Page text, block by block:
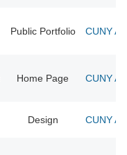
Public Portfolio CUNY
Home Page CUNY
Design CUNY